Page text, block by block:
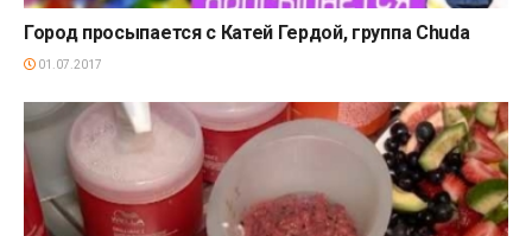
Город просыпается с Катей Гердой, группа Chuda
01.07.2017